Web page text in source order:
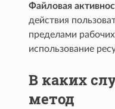
Файловая
действия
пределами
использование
В каких
метод